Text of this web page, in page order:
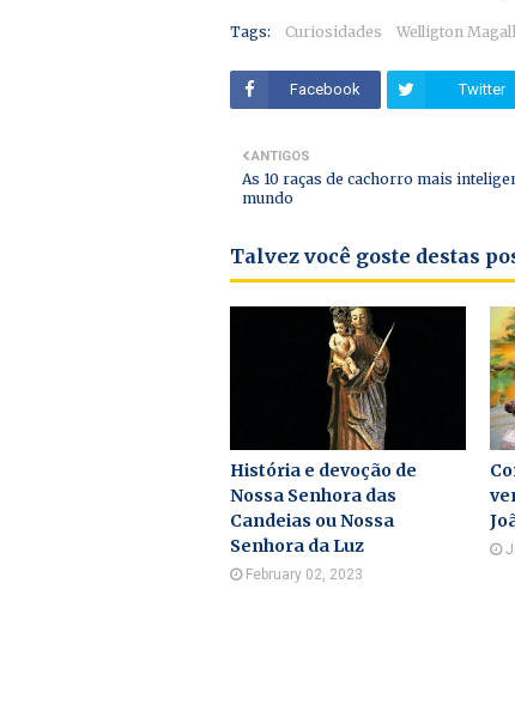
Tags: Curiosidades Welligton
Facebook Twitter
ANTIGOS
As 10 raças de cachorro mais
mundo
Talvez você goste destas
História e devoção de
Nossa Senhora das
Candeias ou Nossa
Senhora da Luz
February 02, 2023